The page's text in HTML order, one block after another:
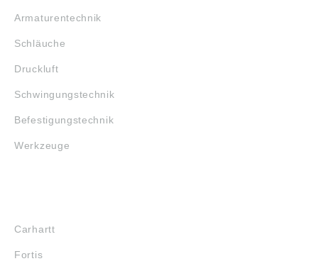
Armaturentechnik
Schläuche
Druckluft
Schwingungstechnik
Befestigungstechnik
Werkzeuge
Carhartt
Fortis